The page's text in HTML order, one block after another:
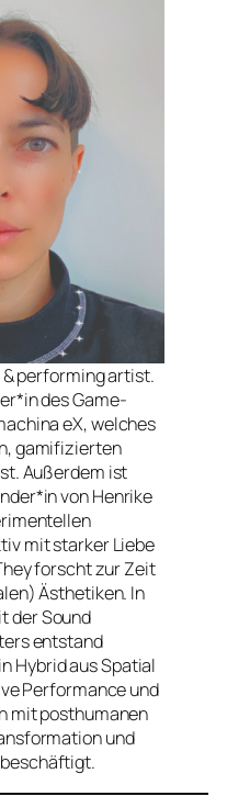
performing artist.
des Game-
eX, welches
gamifizierten
Außerdem ist
von Henrike
mit starker Liebe
forscht zur Zeit
Ästhetiken. In
der Sound
entstand
Hybrid aus Spatial
Performance und
mit posthumanen
und